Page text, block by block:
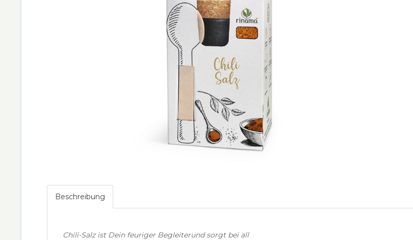
Beschreibung
Chili-Salz ist Dein feuriger Begleiterund sorgt bei all